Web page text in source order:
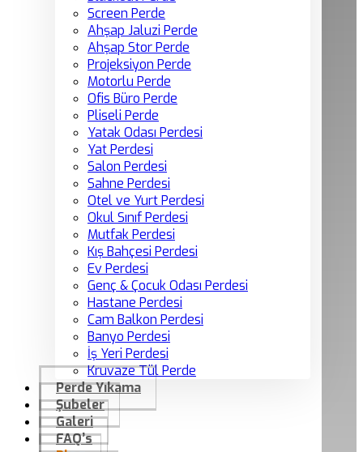
Screen Perde
Ahşap Jaluzi Perde
Ahşap Stor Perde
Projeksiyon Perde
Motorlu Perde
Ofis Büro Perde
Pliseli Perde
Yatak Odası Perdesi
Yat Perdesi
Salon Perdesi
Sahne Perdesi
Otel ve Yurt Perdesi
Okul Sınıf Perdesi
Mutfak Perdesi
Kış Bahçesi Perdesi
Ev Perdesi
Genç & Çocuk Odası Perdesi
Hastane Perdesi
Cam Balkon Perdesi
Banyo Perdesi
İş Yeri Perdesi
Kruvaze Tül Perde
Perde Yıkama
Şubeler
Galeri
FAQ’s